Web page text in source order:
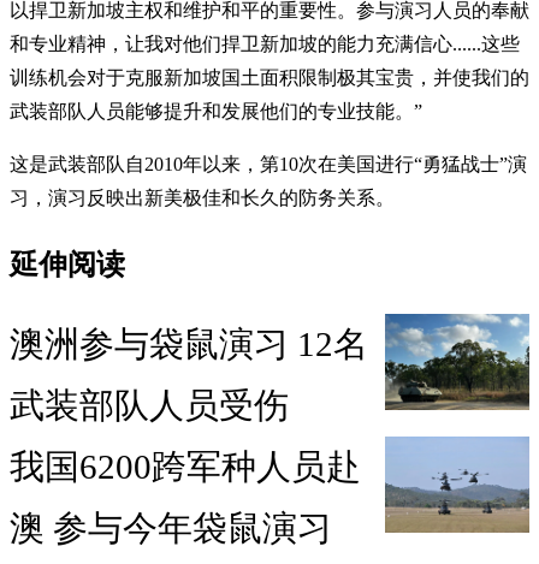
以捍卫新加坡主权和维护和平的重要性。参与演习人员的奉献
和专业精神，让我对他们捍卫新加坡的能力充满信心......这些
训练机会对于克服新加坡国土面积限制极其宝贵，并使我们的
武装部队人员能够提升和发展他们的专业技能。”
这是武装部队自2010年以来，第10次在美国进行“勇猛战士”演
习，演习反映出新美极佳和长久的防务关系。
延伸阅读
澳洲参与袋鼠演习 12名
武装部队人员受伤
我国6200跨军种人员赴
澳 参与今年袋鼠演习